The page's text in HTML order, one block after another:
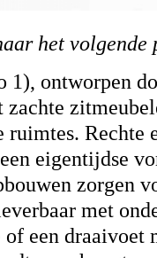
het
1), ontworpen
zachte
Rechte
eigentijdse
zorgen
met
of een